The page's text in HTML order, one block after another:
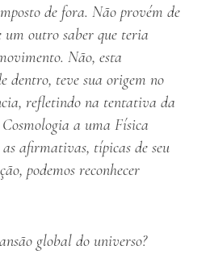
de fora. Não provém de
outro saber que teria
Não, esta
dentro, teve sua origem no
refletindo na tentativa da
a uma Física
afirmativas, típicas de seu
podemos reconhecer
global do universo?